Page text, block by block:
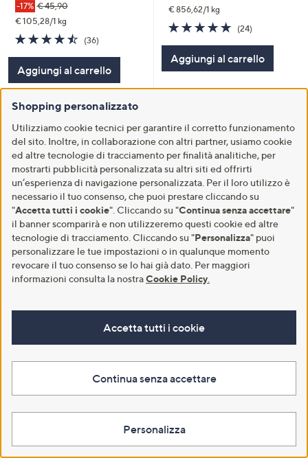
-17% € 45,90
€ 105,28/1 kg
4.4
of
Stars
(36)36
Aggiungi al carrello
€ 856,62/1 kg
4.7
of
Stars
(24)
Aggiungi al carrello
Appena visto in tv
Elizabeth Grant Crema collo e
décolleté Collagen Re-Inforce
(2x100ml)
of
5
Stars
Recensioni
Joachim Kaeser LDL Balance
integratore (60cps)
€ 34,50
Shopping personalizzato
Utilizziamo cookie tecnici per garantire il corretto funzionamento
del sito. Inoltre, in collaborazione con altri partner, usiamo cookie
ed altre tecnologie di tracciamento per finalità analitiche, per
mostrarti pubblicità personalizzata su altri siti ed offrirti
un’esperienza di navigazione personalizzata. Per il loro utilizzo è
necessario il tuo consenso, che puoi prestare cliccando su
"Accetta tutti i cookie". Cliccando su "Continua senza accettare"
il banner scomparirà e non utilizzeremo questi cookie ed altre
tecnologie di tracciamento. Cliccando su "Personalizza" puoi
personalizzare le tue impostazioni o in qualunque momento
revocare il tuo consenso se lo hai già dato. Per maggiori
informazioni consulta la nostraCookie Policy
Accetta tutti i cookie
Continua senza accettare
Personalizza